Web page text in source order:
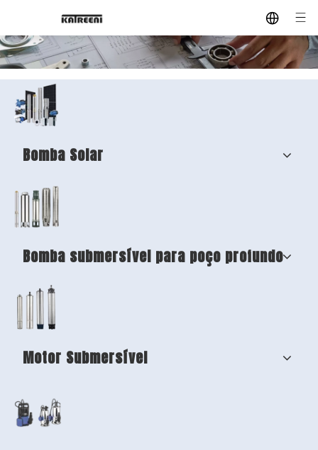
Bomba Solar
Bomba submersível para poço profundo
Motor Submersível